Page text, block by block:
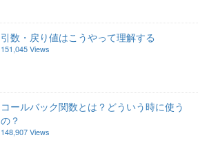
引数・戻り値はこうやって理解する
151,045 Views
コールバック関数とは？どういう時に使う
の？
148,907 Views